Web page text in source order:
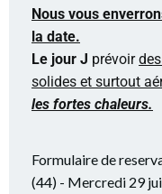
Nous vous
la date.
Le jour J prévoir
solides et surtout
les fortes chaleurs.
Formulaire de
(44) - Mercredi 29